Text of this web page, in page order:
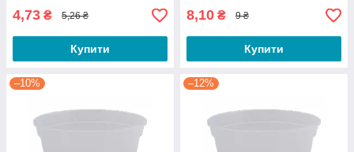
4,73 ₴ 5,26 ₴
Купити
8,10 ₴ 9 ₴
Купити
–10% –12%